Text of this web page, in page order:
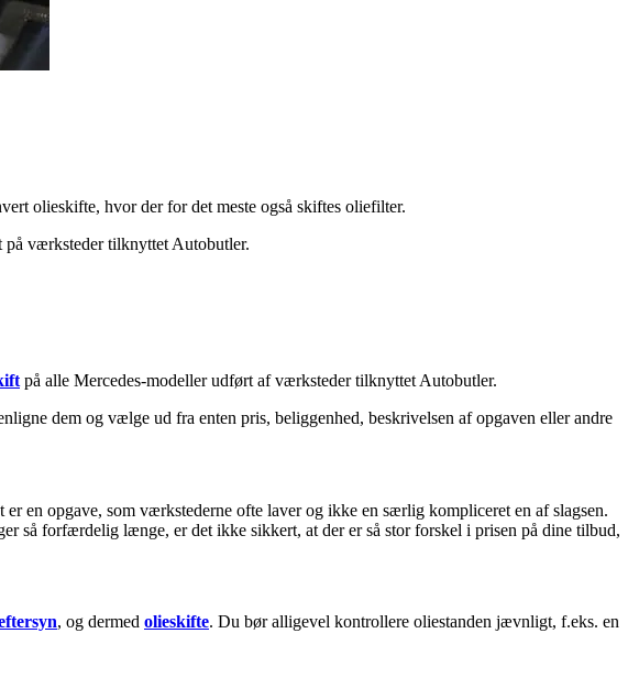
olieskifte, hvor der for det meste også skiftes oliefilter.
på værksteder tilknyttet Autobutler.
på alle Mercedes-modeller udført af værksteder tilknyttet Autobutler.
dem og vælge ud fra enten pris, beliggenhed, beskrivelsen af opgaven eller andre
en opgave, som værkstederne ofte laver og ikke en særlig kompliceret en af slagsen.
så forfærdelig længe, er det ikke sikkert, at der er så stor forskel i prisen på dine tilbud,
, og dermed olieskifte. Du bør alligevel kontrollere oliestanden jævnligt, f.eks. en